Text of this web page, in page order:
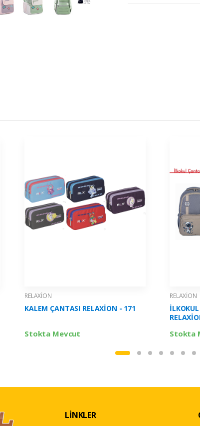
RELAXİON
KALEM ÇANTASI RELAXİON - 171
Stokta Mevcut
RELAXİON
Stokta
LİNKLER